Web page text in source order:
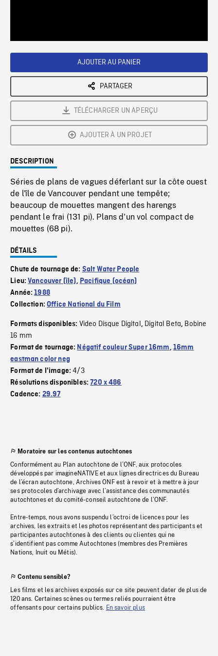
AJOUTER AU PANIER
PARTAGER
TÉLÉCHARGER UN APERÇU
AJOUTER À UN PROJET
DESCRIPTION
Séries de plans de vagues déferlant sur la côte ouest
de l'île de Vancouver pendant une tempête;
beaucoup de mouettes mangent des harengs
pendant le frai (131 pi). Plans d'un vol compact de
mouettes (68 pi).
DÉTAILS
Chute de tournage de: Salt Water People
Lieu:Vancouver (île), Pacifique (océan)
Année:1988
Collection:Office National du Film
Formats disponibles: Video Disque Digital, Digital Beta, Bobine
16 mm
Format de tournage: Négatif couleur Super 16mm, 16mm
eastman color neg
Format de l'image:4/3
Résolutions disponibles:720 x 486
Cadence: 29.97
Moratoire sur les contenus autochtones
Conformément au Plan autochtone de l’ONF, aux protocoles
développés par imagineNATIVE et aux lignes directrices du Bureau
de l’écran autochtone, Archives ONF est à revoir et à mettre à jour
ses protocoles d’archivage avec l’assistance des communautés
autochtones et du comité-conseil autochtone de l’ONF.
Entre-temps, nous avons suspendu l’octroi de licences pour les
archives, les extraits et les photos représentant des participants et
participantes autochtones à des clients ou clientes qui ne
s’identifient pas comme Autochtones (membres des Premières
Nations, Inuit ou Métis).
Contenu sensible?
Les films et les archives exposés sur ce site peuvent dater de plus de
120 ans. Certaines scènes ou termes reliés pourraient être
offensants pour certains publics. En savoir plus